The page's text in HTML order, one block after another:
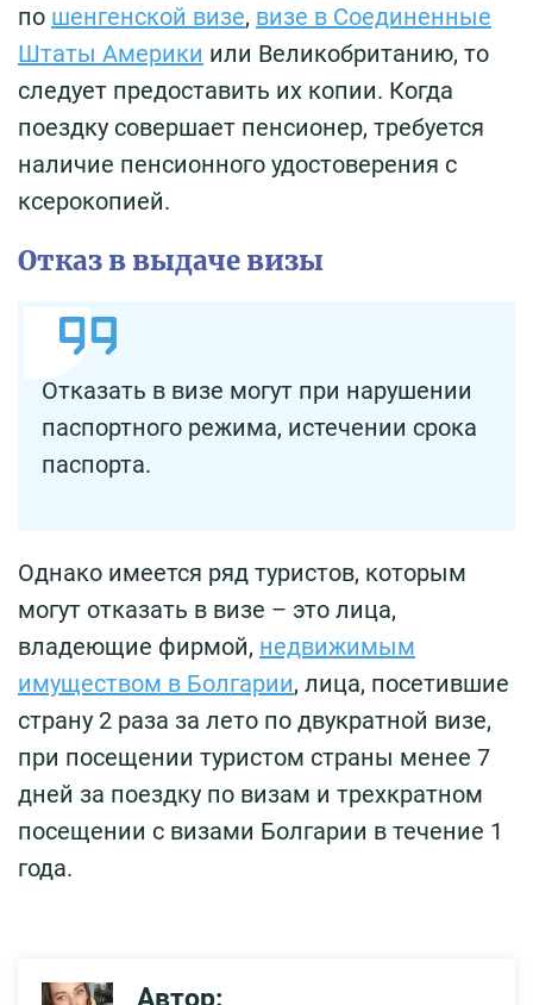
по шенгенской визе, визе в Соединенные
Штаты Америки или Великобританию, то
следует предоставить их копии. Когда
поездку совершает пенсионер, требуется
наличие пенсионного удостоверения с
ксерокопией.
Отказ в выдаче визы
Отказать в визе могут при нарушении
паспортного режима, истечении срока
паспорта.
Однако имеется ряд туристов, которым
могут отказать в визе – это лица,
владеющие фирмой, недвижимым
имуществом в Болгарии, лица, посетившие
страну 2 раза за лето по двукратной визе,
при посещении туристом страны менее 7
дней за поездку по визам и трехкратном
посещении с визами Болгарии в течение 1
года.
Автор: